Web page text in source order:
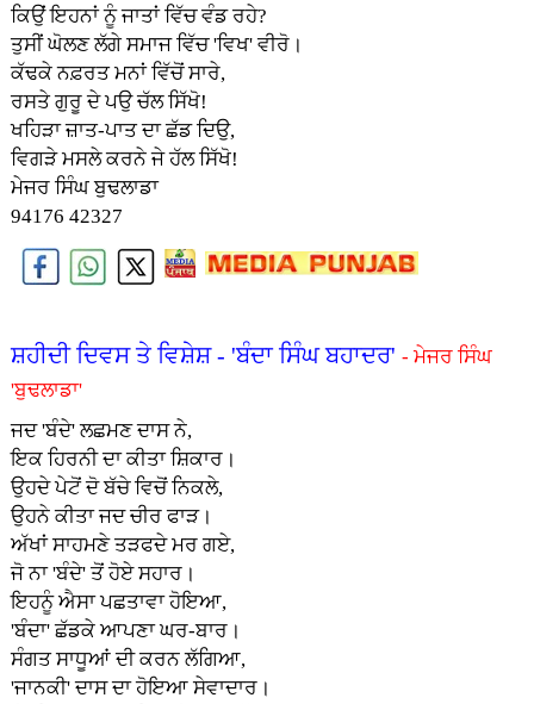
ਕਿਉਂ ਇਹਨਾਂ ਨੂੰ ਜਾਤਾਂ ਵਿੱਚ ਵੰਡ ਰਹੇ?
ਤੁਸੀਂ ਘੋਲਣ ਲੱਗੇ ਸਮਾਜ ਵਿੱਚ 'ਵਿਖ' ਵੀਰੋ।
ਕੱਢਕੇ ਨਫ਼ਰਤ ਮਨਾਂ ਵਿੱਚੋਂ ਸਾਰੇ,
ਰਸਤੇ ਗੁਰੂ ਦੇ ਪਉ ਚੱਲ ਸਿੱਖੋ!
ਖਹਿੜਾ ਜ਼ਾਤ-ਪਾਤ ਦਾ ਛੱਡ ਦਿਉ,
ਵਿਗੜੇ ਮਸਲੇ ਕਰਨੇ ਜੇ ਹੱਲ ਸਿੱਖੋ!
ਮੇਜਰ ਸਿੰਘ ਬੁਢਲਾਡਾ
94176 42327
ਸ਼ਹੀਦੀ ਦਿਵਸ ਤੇ ਵਿਸ਼ੇਸ਼ - 'ਬੰਦਾ ਸਿੰਘ ਬਹਾਦਰ' - ਮੇਜਰ ਸਿੰਘ
'ਬੁਢਲਾਡਾ'
ਜਦ 'ਬੰਦੇ' ਲਛਮਣ ਦਾਸ ਨੇ,
ਇਕ ਹਿਰਨੀ ਦਾ ਕੀਤਾ ਸ਼ਿਕਾਰ।
ਉਹਦੇ ਪੇਟੋਂ ਦੋ ਬੱਚੇ ਵਿਚੋਂ ਨਿਕਲੇ,
ਉਹਨੇ ਕੀਤਾ ਜਦ ਚੀਰ ਫਾੜ।
ਅੱਖਾਂ ਸਾਹਮਣੇ ਤੜਫਦੇ ਮਰ ਗਏ,
ਜੋ ਨਾ 'ਬੰਦੇ' ਤੋਂ ਹੋਏ ਸਹਾਰ।
ਇਹਨੂੰ ਐਸਾ ਪਛਤਾਵਾ ਹੋਇਆ,
'ਬੰਦਾ' ਛੱਡਕੇ ਆਪਣਾ ਘਰ-ਬਾਰ।
ਸੰਗਤ ਸਾਧੂਆਂ ਦੀ ਕਰਨ ਲੱਗਿਆ,
'ਜਾਨਕੀ' ਦਾਸ ਦਾ ਹੋਇਆ ਸੇਵਾਦਾਰ।